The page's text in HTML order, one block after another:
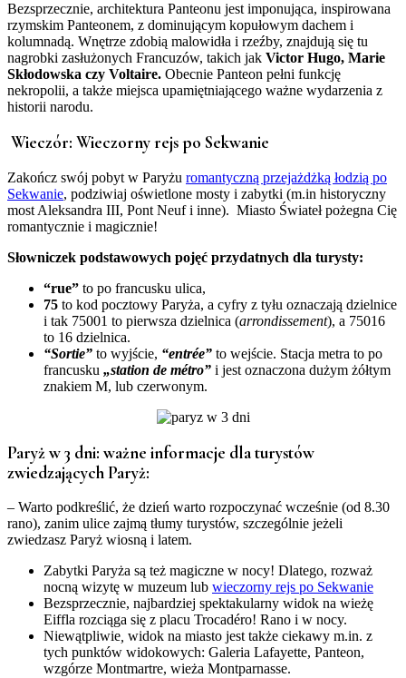
Bezsprzecznie, architektura Panteonu jest imponująca, inspirowana
rzymskim Panteonem, z dominującym kopułowym dachem i
kolumnadą. Wnętrze zdobią malowidła i rzeźby, znajdują się tu
nagrobki zasłużonych Francuzów, takich jak Victor Hugo, Marie
Skłodowska czy Voltaire. Obecnie Panteon pełni funkcję
nekropolii, a także miejsca upamiętniającego ważne wydarzenia z
historii narodu.
Wieczór: Wieczorny rejs po Sekwanie
Zakończ swój pobyt w Paryżu romantyczną przejażdżką łodzią po
Sekwanie, podziwiaj oświetlone mosty i zabytki (m.in historyczny
most Aleksandra III, Pont Neuf i inne). Miasto Świateł pożegna Cię
romantycznie i magicznie!
Słowniczek podstawowych pojęć przydatnych dla turysty:
“rue” to po francusku ulica,
75 to kod pocztowy Paryża, a cyfry z tyłu oznaczają dzielnice
i tak 75001 to pierwsza dzielnica (arrondissement), a 75016
to 16 dzielnica.
“Sortie” to wyjście, “entrée” to wejście. Stacja metra to po
francusku „station de métro” i jest oznaczona dużym żółtym
znakiem M, lub czerwonym.
Paryż w 3 dni: ważne informacje dla turystów
zwiedzających Paryż:
– Warto podkreślić, że dzień warto rozpoczynać wcześnie (od 8.30
rano), zanim ulice zajmą tłumy turystów, szczególnie jeżeli
zwiedzasz Paryż wiosną i latem.
Zabytki Paryża są też magiczne w nocy! Dlatego, rozważ
nocną wizytę w muzeum lub wieczorny rejs po Sekwanie
Bezsprzecznie, najbardziej spektakularny widok na wieżę
Eiffla rozciąga się z placu Trocadéro! Rano i w nocy.
Niewątpliwie widok na miasto jest także ciekawy m.in. z
tych punktów widokowych: Galeria Lafayette, Panteon,
wzgórze Montmartre, wieża Montparnasse.